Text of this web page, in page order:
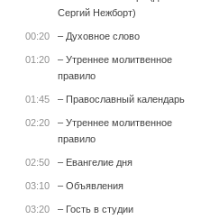
Сергий Нежборт)
00:20 – Духовное слово
01:20
– Утреннее молитвенное
правило
01:45 – Православный календарь
02:20
– Утреннее молитвенное
правило
02:50 – Евангелие дня
03:10 – Объявления
03:20 – Гость в студии